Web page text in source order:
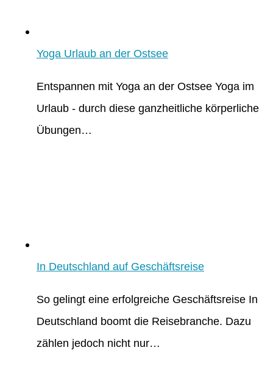
Yoga Urlaub an der Ostsee
Entspannen mit Yoga an der Ostsee Yoga im
Urlaub - durch diese ganzheitliche körperliche
Übungen…
In Deutschland auf Geschäftsreise
So gelingt eine erfolgreiche Geschäftsreise In
Deutschland boomt die Reisebranche. Dazu
zählen jedoch nicht nur…